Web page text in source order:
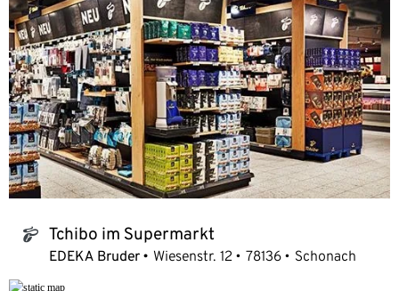
tchibo_logo Tchibo im Supermarkt
EDEKA Bruder Wiesenstr. 12 78136 Schonach